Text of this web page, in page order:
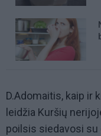
D.Adomaitis, kaip ir
leidžia Kuršių
poilsis siedavosi su